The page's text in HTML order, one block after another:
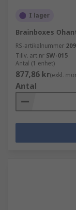
I lager
Brainboxes
RS-artikelnummer
Tillv. art.nr SW-015
Antal (1 enhet)
877,86 kr(exkl.
Antal